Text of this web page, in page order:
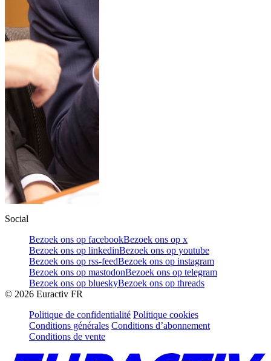
Social
Bezoek ons op facebookBezoek ons op x
Bezoek ons op linkedinBezoek ons op youtube
Bezoek ons op rss-feedBezoek ons op instagram
Bezoek ons op mastodonBezoek ons op telegram
Bezoek ons op blueskyBezoek ons op threads
© 2026 Euractiv FR
Politique de confidentialité Politique cookies
Conditions générales Conditions d’abonnement
Conditions de vente